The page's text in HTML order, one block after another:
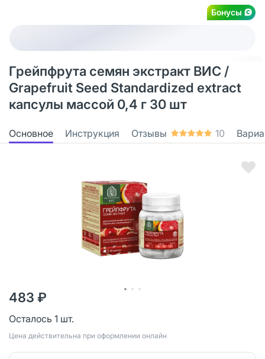
Бонусы
Грейпфрута семян экстракт ВИС /
Grapefruit Seed Standardized extract
капсулы массой 0,4 г 30 шт
Основное Инструкция Отзывы 10
483 ₽
Осталось 1 шт.
Цена действительна при оформлении онлайн